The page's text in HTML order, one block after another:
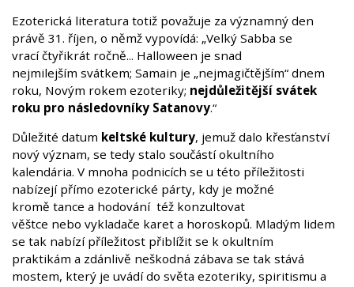
Ezoterická literatura totiž považuje za významný den
právě 31. říjen, o němž vypovídá: „Velký Sabba se
vrací čtyřikrát ročně... Halloween je snad
nejmilejším svátkem; Samain je „nejmagičtějším“ dnem
roku, Novým rokem ezoteriky; nejdůležitější svátek
roku pro následovníky Satanovy.“
Důležité datum keltské kultury, jemuž dalo křesťanství
nový význam, se tedy stalo součástí okultního
kalendária. V mnoha podnicích se u této příležitosti
nabízejí přímo ezoterické párty, kdy je možné
kromě tance a hodování též konzultovat
věštce nebo vykladače karet a horoskopů. Mladým lidem
se tak nabízí příležitost přiblížit se k okultním
praktikám a zdánlivě neškodná zábava se tak stává
mostem, který je uvádí do světa ezoteriky, spiritismu a